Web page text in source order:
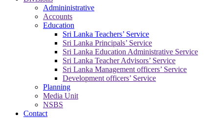
Admininistrative
Accounts
Education
Sri Lanka Teachers’ Service
Sri Lanka Principals’ Service
Sri Lanka Education Administrative Service
Sri Lanka Teacher Advisors’ Service
Sri Lanka Management officers’ Service
Development officers’ Service
Planning
Media Unit
NSBS
Contact